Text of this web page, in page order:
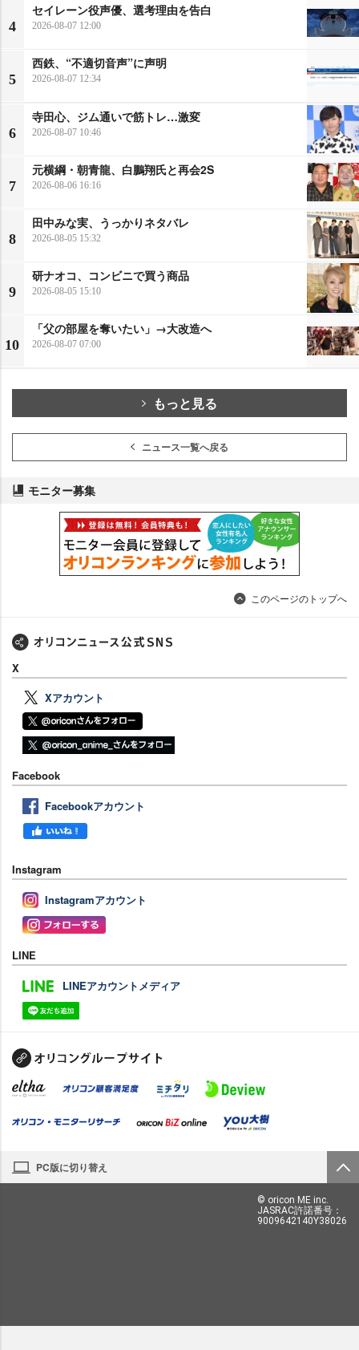
4
セイレーン役声優、選考理由を告白
2026-08-07 12:00
5
西鉄、“不適切音声”に声明
2026-08-07 12:34
6
寺田心、ジム通いで筋トレ…激変
2026-08-07 10:46
7
元横綱・朝青龍、白鵬翔氏と再会2S
2026-08-06 16:16
8
田中みな実、うっかりネタバレ
2026-08-05 15:32
9
研ナオコ、コンビニで買う商品
2026-08-05 15:10
10
「父の部屋を奪いたい」→大改造へ
2026-08-07 07:00
もっと見る
ニュース一覧へ戻る
モニター募集
このページのトップへ
X
Xアカウント
Facebook
Facebookアカウント
Instagram
Instagramアカウント
LINE
LINEアカウントメディア
PC版に切り替え
© oricon ME inc.
JASRAC許諾番号：
9009642140Y38026